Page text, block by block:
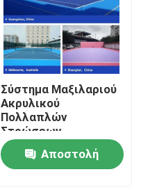
Σύστημα Μαξιλαριού
Ακρυλικού
Πολλαπλών
Στρώσεων
Αποστολή